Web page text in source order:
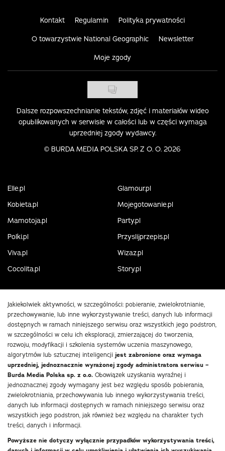
Kontakt Regulamin Polityka prywatności
O towarzystwie National Geographic Newsletter
Moje zgody
Dalsze rozpowszechnianie tekstów, zdjęć i materiałów wideo
opublikowanych w serwisie w całości lub w części wymaga
uprzedniej zgody wydawcy.
© BURDA MEDIA POLSKA SP. Z O. O. 2026
Elle.pl
Glamour.pl
Kobieta.pl
Mojegotowanie.pl
Mamotoja.pl
Party.pl
Polki.pl
Przyslijprzepis.pl
Viva.pl
Wizaz.pl
Cocolita.pl
Story.pl
Jakiekolwiek aktywności, w szczególności: pobieranie, zwielokrotnianie,
przechowywanie, lub inne wykorzystywanie treści, danych lub informacji
dostępnych w ramach niniejszego serwisu oraz wszystkich jego podstron,
w szczególności w celu ich eksploracji, zmierzającej do tworzenia,
rozwoju, modyfikacji i szkolenia systemów uczenia maszynowego,
algorytmów lub sztucznej inteligencji jest zabronione oraz wymaga
uprzedniej, jednoznacznie wyrażonej zgody administratora serwisu –
Burda Media Polska sp. z o.o. Obowiązek uzyskania wyraźnej i
jednoznacznej zgody wymagany jest bez względu sposób pobierania,
zwielokrotniania, przechowywania lub innego wykorzystywania treści,
danych lub informacji dostępnych w ramach niniejszego serwisu oraz
wszystkich jego podstron, jak również bez względu na charakter tych
treści, danych i informacji.
Powyższe nie dotyczy wyłącznie przypadków wykorzystywania treści,